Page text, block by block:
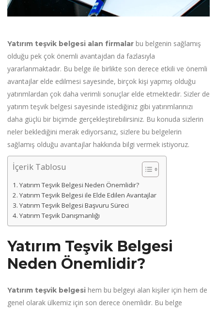
Yatırım teşvik belgesi alan firmalar bu belgenin sağlamış
olduğu pek çok önemli avantajdan da fazlasıyla
yararlanmaktadır. Bu belge ile birlikte son derece etkili ve önemli
avantajlar elde edilmesi sayesinde, birçok kişi yapmış olduğu
yatırımlardan çok daha verimli sonuçlar elde etmektedir. Sizler de
yatırım teşvik belgesi sayesinde istediğiniz gibi yatırımlarınızı
daha güçlü bir biçimde gerçekleştirebilirsiniz. Bu konuda sizlerin
neler beklediğini merak ediyorsanız, sizlere bu belgelerin
sağlamış olduğu avantajlar hakkında bilgi vermek istiyoruz.
İçerik Tablosu
Yatırım Teşvik Belgesi Neden Önemlidir?
Yatırım Teşvik Belgesi ile Elde Edilen Avantajlar
Yatırım Teşvik Belgesi Başvuru Süreci
Yatırım Teşvik Danışmanlığı
Yatırım Teşvik Belgesi
Neden Önemlidir?
Yatırım teşvik belgesi hem bu belgeyi alan kişiler için hem de
genel olarak ülkemiz için son derece önemlidir. Bu belge